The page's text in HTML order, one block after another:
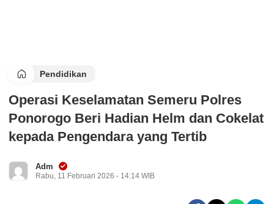
Pendidikan
Operasi Keselamatan Semeru Polres
Ponorogo Beri Hadian Helm dan Cokelat
kepada Pengendara yang Tertib
Adm
Rabu, 11 Februari 2026 - 14:14 WIB